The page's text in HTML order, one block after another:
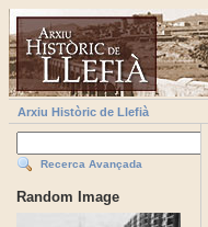
Arxiu Històric de Llefià
Recerca Avançada
Random Image